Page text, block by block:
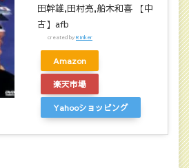
田幹雄,田村亮,船木和喜 【中
古】afb
created byRinker
Amazon
楽天市場
Yahooショッピング